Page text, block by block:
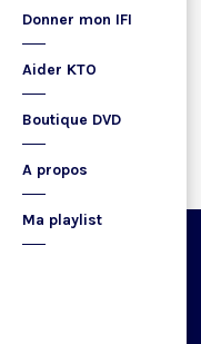
Donner mon IFI
Aider KTO
Boutique DVD
A propos
Ma playlist